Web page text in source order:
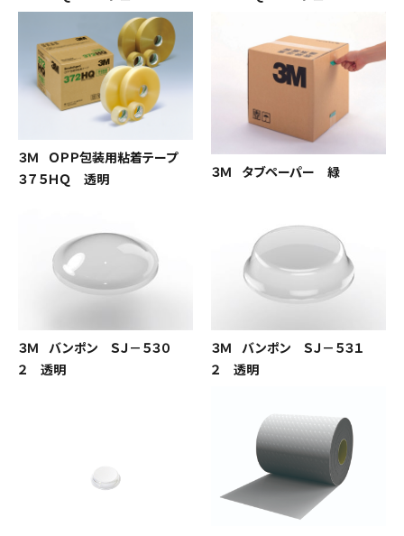
３Ｍ ＯＰＰ包装用粘着テープ
３７５ＨＱ 透明
３Ｍ タブペーパー 緑
３Ｍ バンポン ＳＪ－５３０
２ 透明
３Ｍ バンポン ＳＪ－５３１
２ 透明